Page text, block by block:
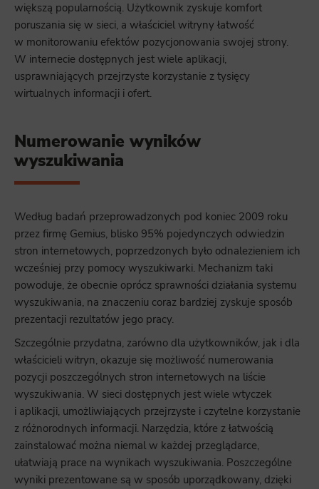
większą popularnością. Użytkownik zyskuje komfort
poruszania się w sieci, a właściciel witryny łatwość
w monitorowaniu efektów pozycjonowania swojej strony.
W internecie dostępnych jest wiele aplikacji,
usprawniających przejrzyste korzystanie z tysięcy
wirtualnych informacji i ofert.
Numerowanie wyników
wyszukiwania
Według badań przeprowadzonych pod koniec 2009 roku
przez firmę Gemius, blisko 95% pojedynczych odwiedzin
stron internetowych, poprzedzonych było odnalezieniem ich
wcześniej przy pomocy wyszukiwarki. Mechanizm taki
powoduje, że obecnie oprócz sprawności działania systemu
wyszukiwania, na znaczeniu coraz bardziej zyskuje sposób
prezentacji rezultatów jego pracy.
Szczególnie przydatna, zarówno dla użytkowników, jak i dla
właścicieli witryn, okazuje się możliwość numerowania
pozycji poszczególnych stron internetowych na liście
wyszukiwania. W sieci dostępnych jest wiele wtyczek
i aplikacji, umożliwiających przejrzyste i czytelne korzystanie
z różnorodnych informacji. Narzędzia, które z łatwością
zainstalować można niemal w każdej przeglądarce,
ułatwiają prace na wynikach wyszukiwania. Poszczególne
wyniki prezentowane są w sposób uporządkowany, dzięki